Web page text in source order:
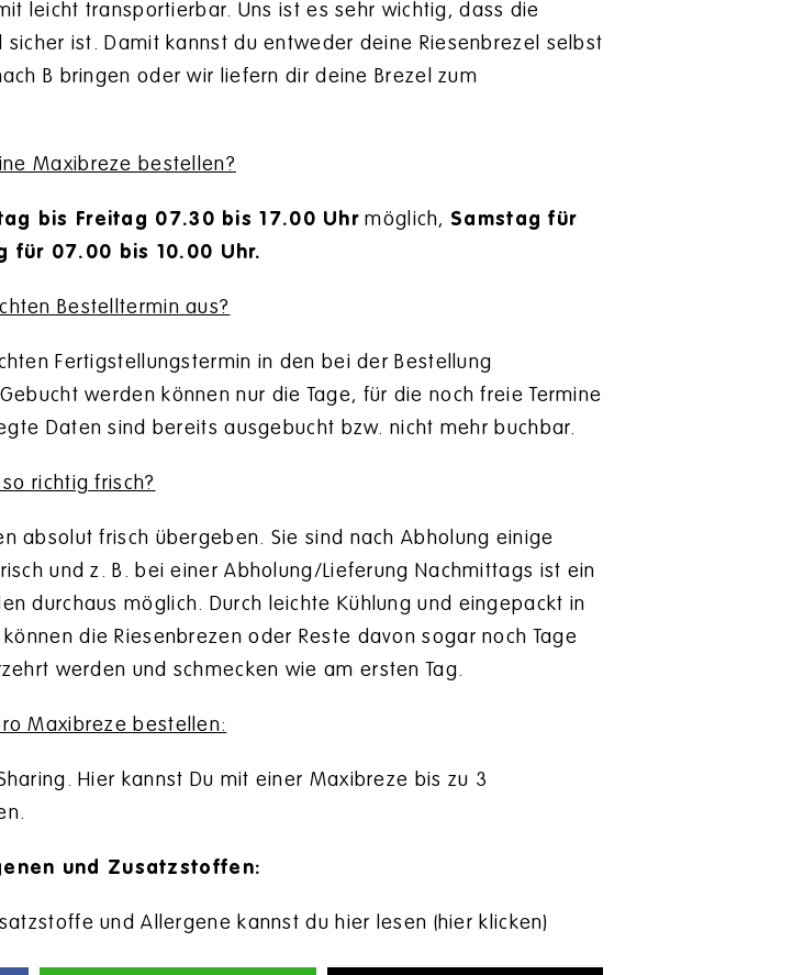
leicht transportierbar. Uns ist es sehr wichtig, dass die
sicher ist. Damit kannst du entweder deine Riesenbrezel selbst
B bringen oder wir liefern dir deine Brezel zum
Maxibreze bestellen?
bis Freitag 07.30 bis 17.00 Uhr möglich, Samstag für
für 07.00 bis 10.00 Uhr.
Bestelltermin aus?
Fertigstellungstermin in den bei der Bestellung
werden können nur die Tage, für die noch freie Termine
Daten sind bereits ausgebucht bzw. nicht mehr buchbar.
richtig frisch?
absolut frisch übergeben. Sie sind nach Abholung einige
und z. B. bei einer Abholung/Lieferung Nachmittags ist ein
durchaus möglich. Durch leichte Kühlung und eingepackt in
die Riesenbrezen oder Reste davon sogar noch Tage
werden und schmecken wie am ersten Tag.
Maxibreze bestellen:
Hier kannst Du mit einer Maxibreze bis zu 3
und Zusatzstoffen:
und Allergene kannst du hier lesen (hier klicken)